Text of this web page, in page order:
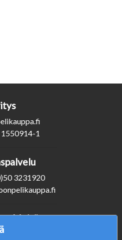
1550914-1
3231920
Meitä